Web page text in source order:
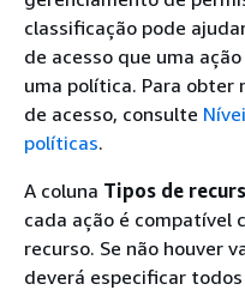
classificação pode
de acesso que uma
uma política. Para obter
de acesso, consulte
políticas.
A coluna Tipos de
cada ação é compatível
recurso. Se não houver
deverá especificar